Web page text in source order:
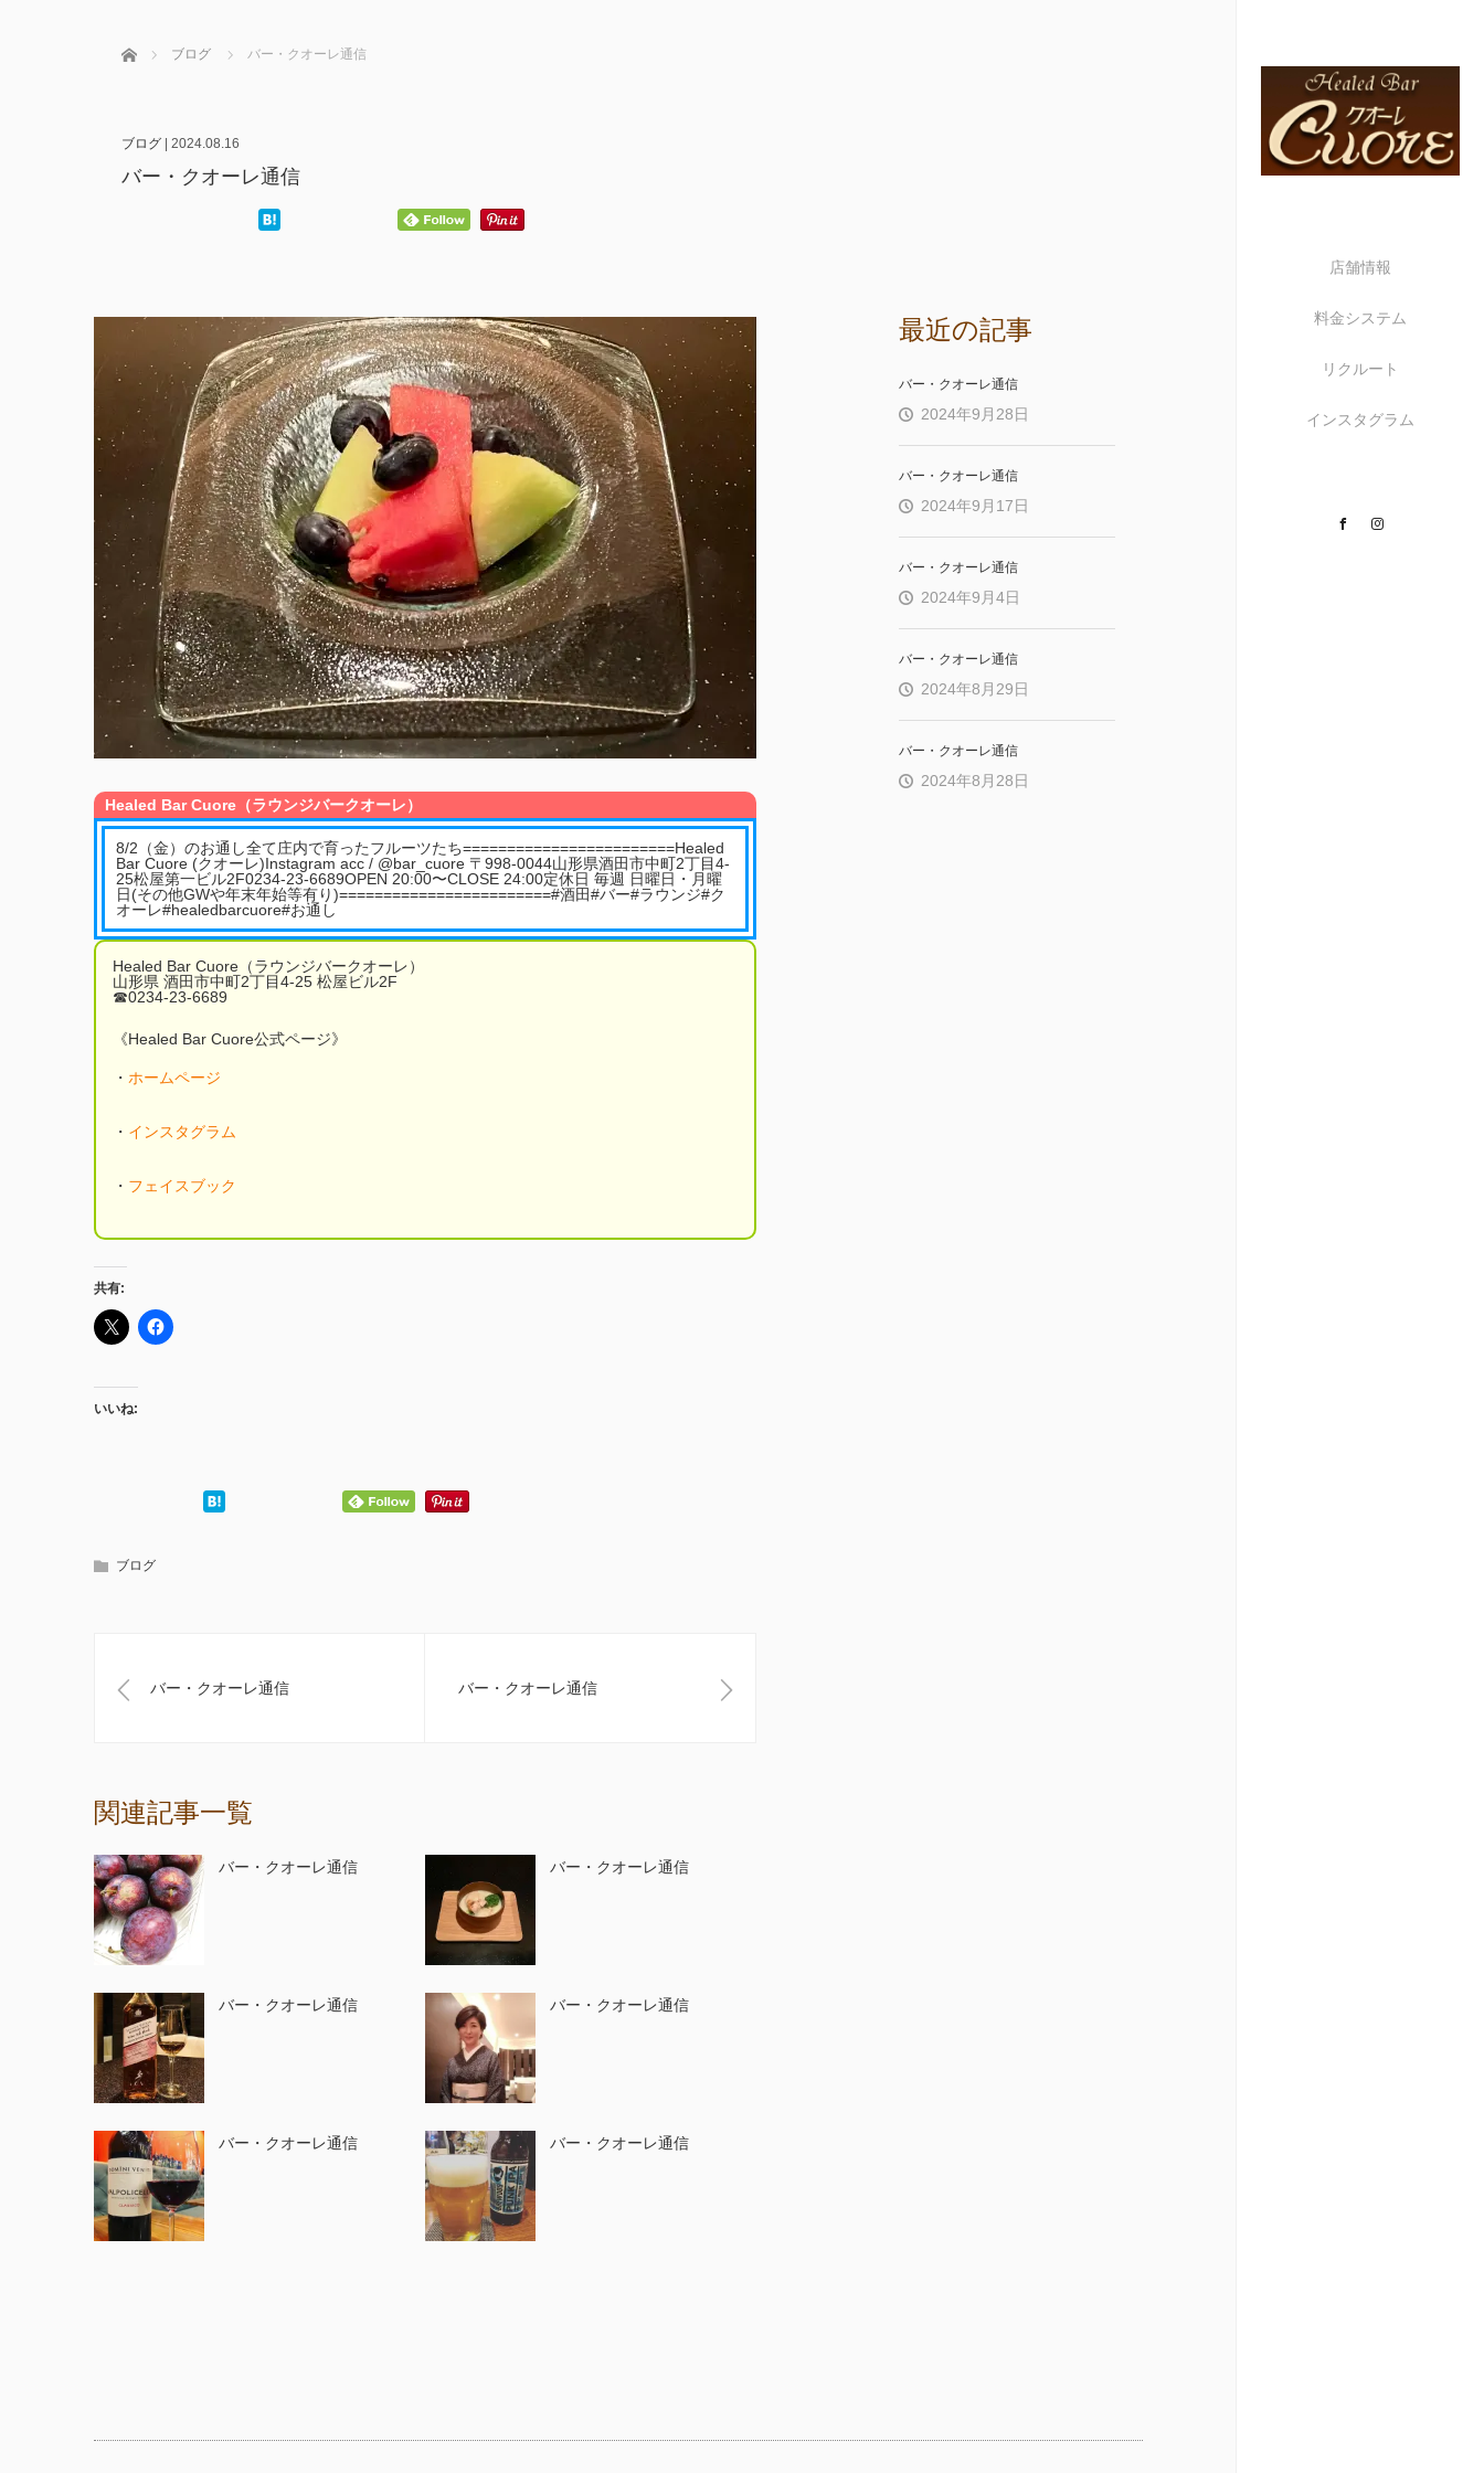
店舗情報
料金システム
リクルート
インスタグラム
Facebook
ホーム ブログ バー・クオーレ通信
ブログ| 2024.08.16
バー・クオーレ通信
Healed Bar Cuore（ラウンジバークオーレ）
8/2（金）のお通し全て庄内で育ったフルーツたち========================Healed
Bar Cuore (クオーレ)Instagram acc / @bar_cuore 〒998-0044山形県酒田市中町2丁目4-
25松屋第一ビル2F️0234-23-6689OPEN 20:00〜CLOSE 24:00定休日 毎週 日曜日・月曜
日(その他GWや年末年始等有り)========================#酒田#バー#ラウンジ#ク
オーレ#healedbarcuore#お通し
Healed Bar Cuore（ラウンジバークオーレ）
山形県 酒田市中町2丁目4-25 松屋ビル2F
☎︎0234-23-6689
《Healed Bar Cuore公式ページ》
・ ホームページ
・ インスタグラム
・ フェイスブック
共有:
いいね:
ブログ
バー・クオーレ通信 バー・クオーレ通信
関連記事一覧
バー・クオーレ通信 バー・クオーレ通信
バー・クオーレ通信 バー・クオーレ通信
バー・クオーレ通信 バー・クオーレ通信
最近の記事
バー・クオーレ通信
2024年9月28日
バー・クオーレ通信
2024年9月17日
バー・クオーレ通信
2024年9月4日
バー・クオーレ通信
2024年8月29日
バー・クオーレ通信
2024年8月28日